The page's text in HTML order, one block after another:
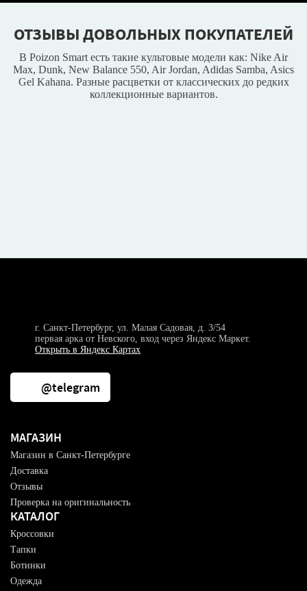
ОТЗЫВЫ ДОВОЛЬНЫХ ПОКУПАТЕЛЕЙ
В Poizon Smart есть такие культовые модели как: Nike Air
Max, Dunk, New Balance 550, Air Jordan, Adidas Samba, Asics
Gel Kahana. Разные расцветки от классических до редких
коллекционные вариантов.
г. Санкт-Петербург, ул. Малая Садовая, д. 3/54
первая арка от Невского, вход через Яндекс Маркет.
Открыть в Яндекс Картах
@telegram
МАГАЗИН
Магазин в Санкт-Петербурге
Доставка
Отзывы
Проверка на оригинальность
КАТАЛОГ
Кроссовки
Тапки
Ботинки
Одежда